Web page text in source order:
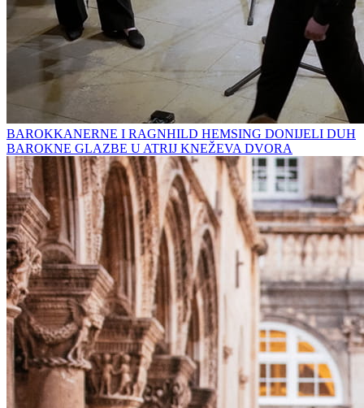
BAROKKANERNE I RAGNHILD HEMSING DONIJELI DUH
BAROKNE GLAZBE U ATRIJ KNEŽEVA DVORA